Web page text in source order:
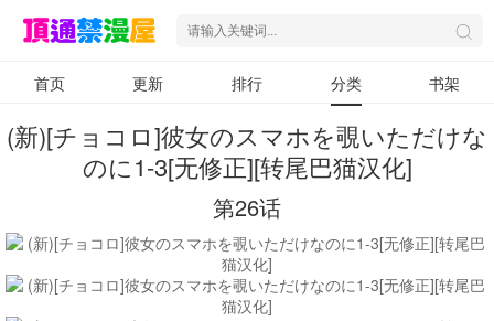
首页 更新 排行 分类 书架
(新)[チョコロ]彼女のスマホを覗いただけな
のに1-3[无修正][转尾巴猫汉化]
第26话